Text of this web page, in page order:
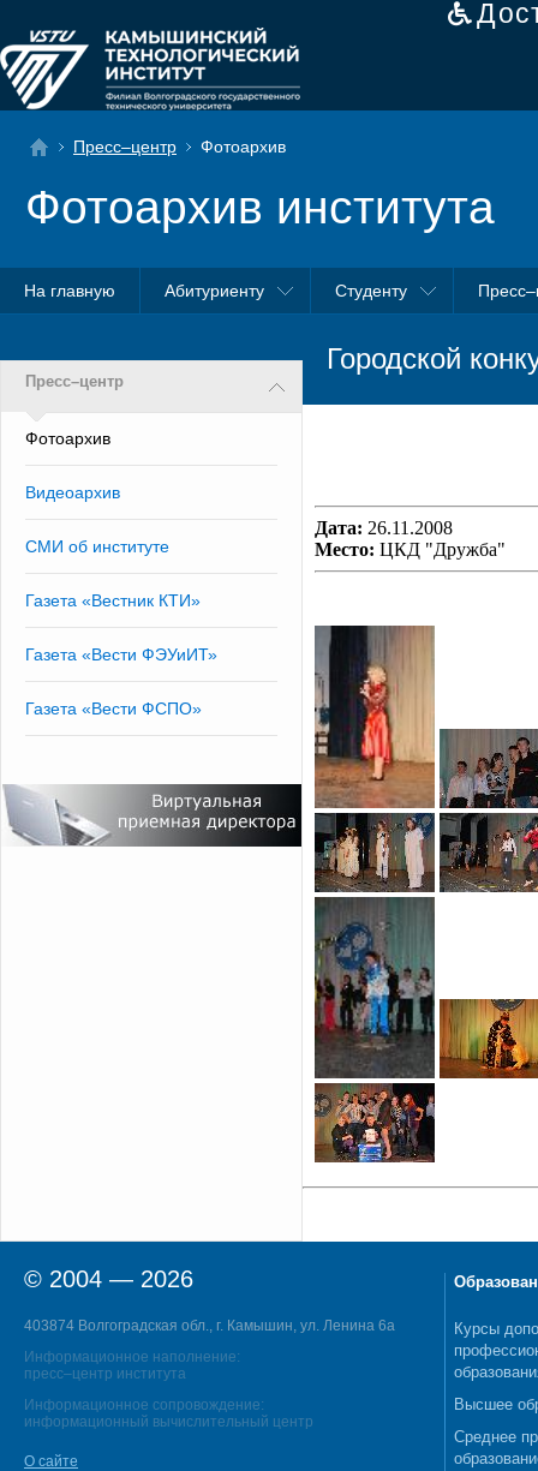
Пресс–центр Фотоархив
Фотоархив института
На главную Абитуриенту Студенту
Пресс–центр
Фотоархив
Видеоархив
СМИ об институте
Газета «Вестник КТИ»
Газета «Вести ФЭУиИТ»
Газета «Вести ФСПО»
Городской
Дата: 26.11.2008
Место: ЦКД "Дружба"
© 2004 — 2026
403874 Волгоградская обл., г. Камышин, ул. Ленина 6а
Информационное наполнение:
пресс–центр института
Информационное сопровождение:
информационный вычислительный центр
О сайте
Курсы
Высшее
Среднее